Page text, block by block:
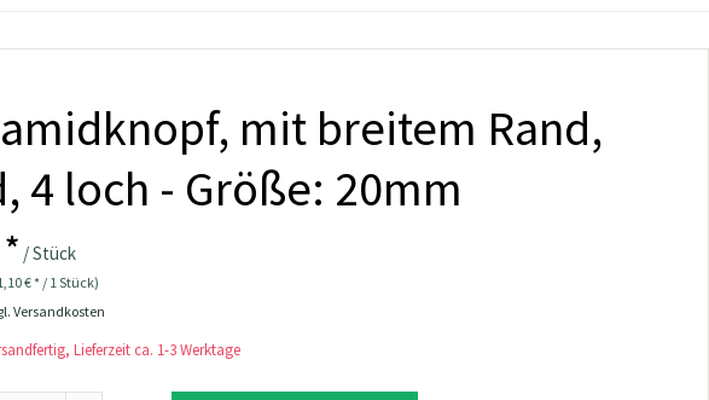
mit breitem Rand,
4 loch - Größe: 20mm
/ Stück
€ * / 1 Stück)
Versandkosten
Lieferzeit ca. 1-3 Werktage